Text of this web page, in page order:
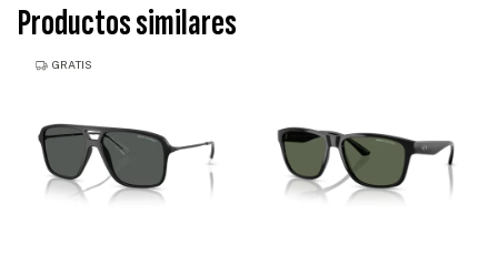
Productos similares
GRATIS